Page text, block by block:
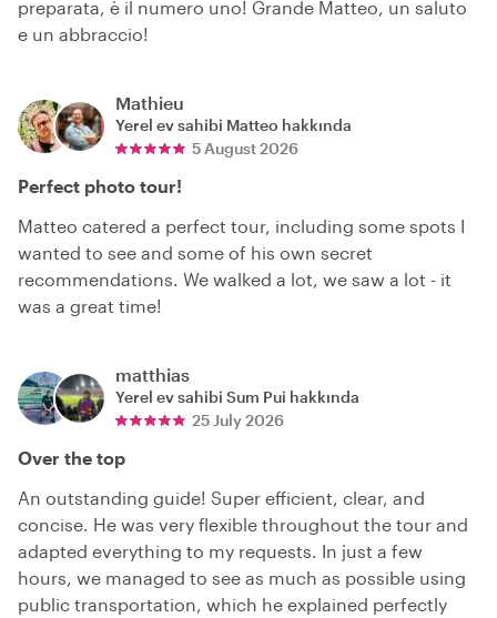
preparata, è il numero uno! Grande Matteo, un saluto
e un abbraccio!
Mathieu
Yerel ev sahibi Matteo hakkında
5 August 2026
Perfect photo tour!
Matteo catered a perfect tour, including some spots I
wanted to see and some of his own secret
recommendations. We walked a lot, we saw a lot - it
was a great time!
matthias
Yerel ev sahibi Sum Pui hakkında
25 July 2026
Over the top
An outstanding guide! Super efficient, clear, and
concise. He was very flexible throughout the tour and
adapted everything to my requests. In just a few
hours, we managed to see as much as possible using
public transportation, which he explained perfectly